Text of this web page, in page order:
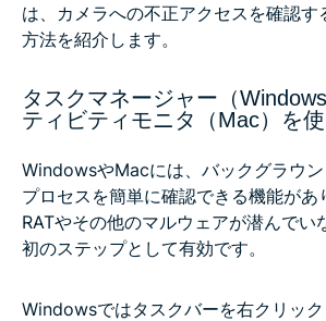
は、カメラへの不正アクセスを確認す
方法を紹介します。
タスクマネージャー（
ティビティモニタ（Mac）を使
WindowsやMacには、バックグラウ
プロセスを簡単に確認できる機能があ
RATやその他のマルウェアが潜んでい
初のステップとして有効です。
Windowsではタスクバーを右クリッ